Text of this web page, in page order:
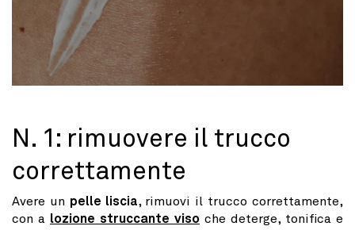
N. 1: rimuovere il trucco
correttamente
Avere un pelle liscia, rimuovi il trucco correttamente,
con a lozione struccante viso che deterge, tonifica e